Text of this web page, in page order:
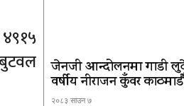
जेनजी आन्दोलनमा गाडी
वर्षीय नीराजन कुँवर
२०८३ साउन ७